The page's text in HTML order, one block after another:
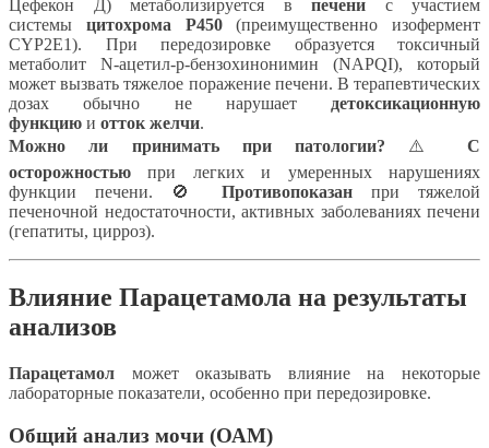
Цефекон Д) метаболизируется в печени с участием
системы цитохрома P450(преимущественно изофермент
CYP2E1). При передозировке образуется токсичный
метаболит N-ацетил-p-бензохинонимин (NAPQI), который
может вызвать тяжелое поражение печени. В терапевтических
дозах обычно не нарушает детоксикационную
функцию и отток желчи.
Можно ли принимать при патологии? ⚠️С
осторожностью при легких и умеренных нарушениях
функции печени. 🚫 Противопоказан при тяжелой
печеночной недостаточности, активных заболеваниях печени
(гепатиты, цирроз).
Влияние Парацетамола на результаты
анализов
Парацетамол может оказывать влияние на некоторые
лабораторные показатели, особенно при передозировке.
Общий анализ мочи (ОАМ)